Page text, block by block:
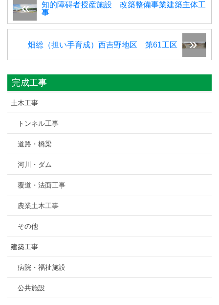
知的障碍者授産施設 改築整備事業建築主体工
事
畑総（担い手育成）西吉野地区 第61工区
完成工事
土木工事
トンネル工事
道路・橋梁
河川・ダム
覆道・法面工事
農業土木工事
その他
建築工事
病院・福祉施設
公共施設